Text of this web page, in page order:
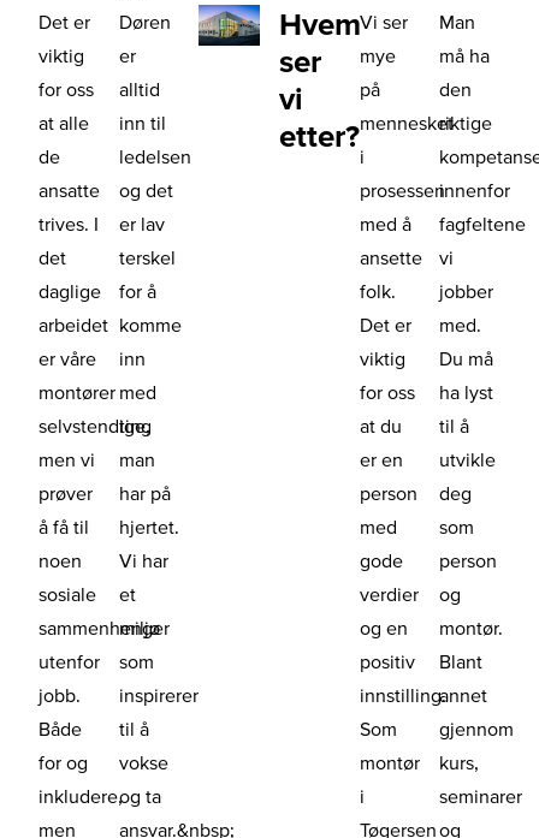
Det er
viktig
for oss
at alle
de
ansatte
trives. I
det
daglige
arbeidet
er våre
montører
selvstendige,
men vi
prøver
å få til
noen
sosiale
sammenhenger
utenfor
jobb.
Både
for og
inkludere,
men
Døren
er
alltid
inn til
ledelsen
og det
er lav
terskel
for å
komme
inn
med
ting
man
har på
hjertet.
Vi har
et
miljø
som
inspirerer
til å
vokse
og ta
ansvar.&nbsp;
Hvem
ser
vi
etter?
Vi ser
mye
på
mennesket
i
prosessen
med å
ansette
folk.
Det er
viktig
for oss
at du
er en
person
med
gode
verdier
og en
positiv
innstilling.
Som
montør
i
Tøgersen
Man
må ha
den
riktige
innenfor
fagfeltene
vi
jobber
med.
Du må
ha lyst
til å
utvikle
deg
som
person
og
montør.
Blant
annet
gjennom
kurs,
seminarer
og